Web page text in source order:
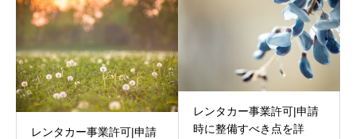
レンタカー事業許可|申請
レンタカー事業許可|申請
時に整備すべき点を詳